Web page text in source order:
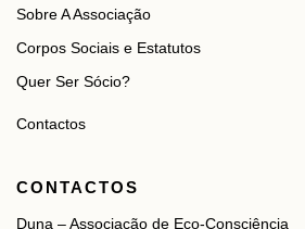
Sobre A Associação
Corpos Sociais e Estatutos
Quer Ser Sócio?
Contactos
CONTACTOS
Duna – Associação de Eco-Consciência